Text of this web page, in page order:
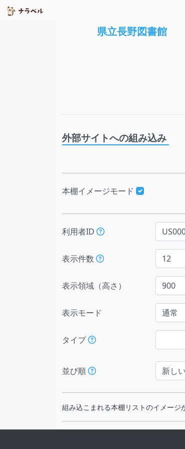
県立長野図書館
外部サイトへの組み込み
本棚イメージモード
利用者ID
表示件数
表示領域（高さ）
表示モード
タイプ
並び順
組み込こまれる本棚リストのイメージ